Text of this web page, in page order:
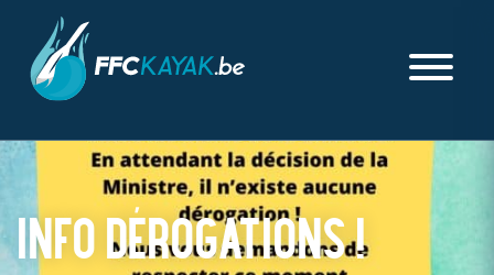
INFO DÉROGATIONS !